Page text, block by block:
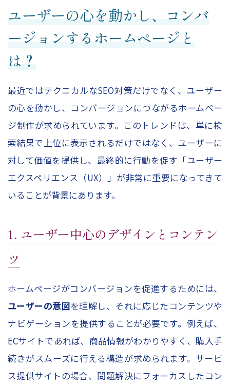
ユーザーの心を動かし、コンバ
ージョンするホームページと
は？
最近ではテクニカルなSEO対策だけでなく、ユーザー
の心を動かし、コンバージョンにつながるホームペー
ジ制作が求められています。このトレンドは、単に検
索結果で上位に表示されるだけではなく、ユーザーに
対して価値を提供し、最終的に行動を促す「ユーザー
エクスペリエンス（UX）」が非常に重要になってきて
いることが背景にあります。
1. ユーザー中心のデザインとコンテン
ツ
ホームページがコンバージョンを促進するためには、
ユーザーの意図を理解し、それに応じたコンテンツや
ナビゲーションを提供することが必要です。例えば、
ECサイトであれば、商品情報がわかりやすく、購入手
続きがスムーズに行える構造が求められます。サービ
ス提供サイトの場合、問題解決にフォーカスしたコン